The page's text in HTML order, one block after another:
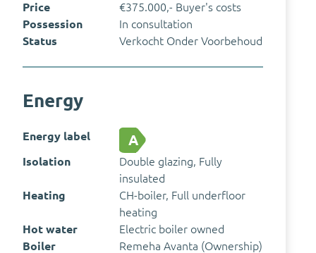
Price
€375.000,- Buyer's costs
Possession
In consultation
Status
Verkocht Onder Voorbehoud
Energy
Energy label A
Isolation
Double glazing, Fully
insulated
Heating
CH-boiler, Full underfloor
heating
Hot water
Electric boiler owned
Boiler
Remeha Avanta (Ownership)